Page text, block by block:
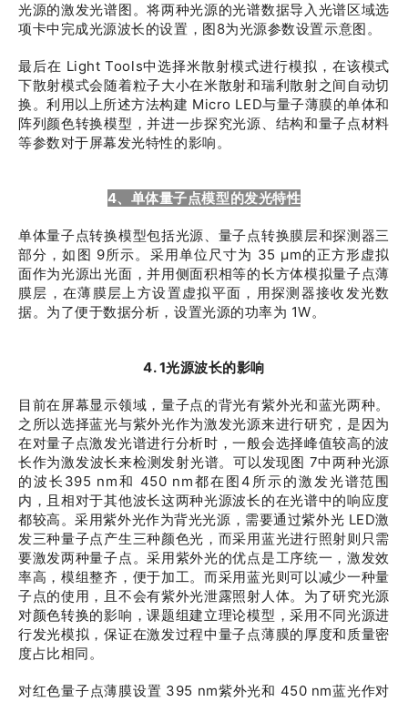
光源的激发光谱图。将两种光源的光谱数据导入光谱区域选
项卡中完成光源波长的设置，图8为光源参数设置示意图。
最后在 Light Tools中选择米散射模式进行模拟，在该模式
下散射模式会随着粒子大小在米散射和瑞利散射之间自动切
换。利用以上所述方法构建 Micro LED与量子薄膜的单体和
阵列颜色转换模型，并进一步探究光源、结构和量子点材料
等参数对于屏幕发光特性的影响。
4、单体量子点模型的发光特性
单体量子点转换模型包括光源、量子点转换膜层和探测器三
部分，如图 9所示。采用单位尺寸为 35 μm的正方形虚拟
面作为光源出光面，并用侧面积相等的长方体模拟量子点薄
膜层，在薄膜层上方设置虚拟平面，用探测器接收发光数
据。为了便于数据分析，设置光源的功率为 1W。
4. 1光源波长的影响
目前在屏幕显示领域，量子点的背光有紫外光和蓝光两种。
之所以选择蓝光与紫外光作为激发光源来进行研究，是因为
在对量子点激发光谱进行分析时，一般会选择峰值较高的波
长作为激发波长来检测发射光谱。可以发现图 7中两种光源
的波长395 nm和 450 nm都在图4所示的激发光谱范围
内，且相对于其他波长这两种光源波长的在光谱中的响应度
都较高。采用紫外光作为背光光源，需要通过紫外光 LED激
发三种量子点产生三种颜色光，而采用蓝光进行照射则只需
要激发两种量子点。采用紫外光的优点是工序统一，激发效
率高，模组整齐，便于加工。而采用蓝光则可以减少一种量
子点的使用，且不会有紫外光泄露照射人体。为了研究光源
对颜色转换的影响，课题组建立理论模型，采用不同光源进
行发光模拟，保证在激发过程中量子点薄膜的厚度和质量密
度占比相同。
对红色量子点薄膜设置 395 nm紫外光和 450 nm蓝光作对